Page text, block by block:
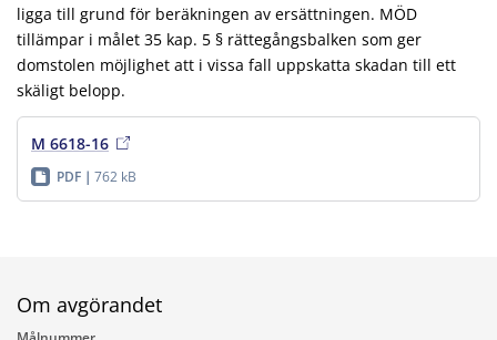
ligga till grund för beräkningen av ersättningen. MÖD
tillämpar i målet 35 kap. 5 § rättegångsbalken som ger
domstolen möjlighet att i vissa fall uppskatta skadan till ett
skäligt belopp.
M 6618-16
PDF 762 kB
Om avgörandet